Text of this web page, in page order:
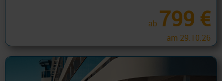
ab 799 €
am 29.10.26